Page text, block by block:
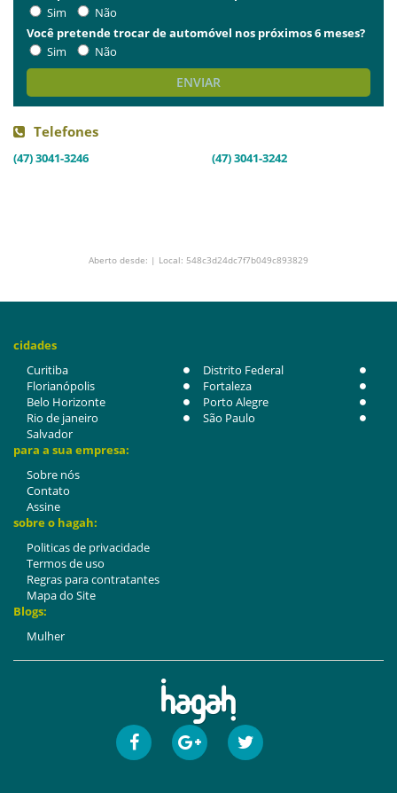
Sim
Não
Você pretende trocar de automóvel nos próximos 6 meses?
Sim
Não
ENVIAR
Telefones
(47) 3041-3246 (47) 3041-3242
Aberto desde: | Local: 548c3d24dc7f7b049c893829
cidades
Curitiba
Distrito Federal
Florianópolis
Fortaleza
Belo Horizonte
Porto Alegre
Rio de janeiro
São Paulo
Salvador
para a sua empresa:
Sobre nós
Contato
Assine
sobre o hagah:
Politicas de privacidade
Termos de uso
Regras para contratantes
Mapa do Site
Blogs:
Mulher